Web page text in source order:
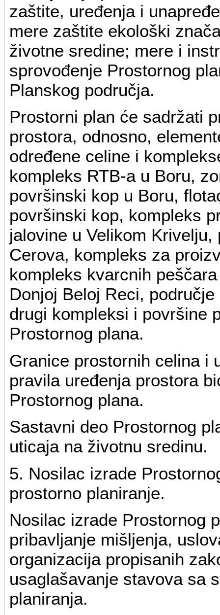
zaštite, uređenja i
mere zaštite ekološki
životne sredine; mere i
sprovođenje Prostornog
Planskog područja.
Prostorni plan će sadržati
prostora, odnosno,
određene celine i
kompleks RTB-a u Boru,
površinski kop u Boru,
površinski kop, kompleks
jalovine u Velikom
Cerova, kompleks za
kompleks kvarcnih
Donjoj Beloj Reci,
drugi kompleksi i površine
Prostornog plana.
Granice prostornih celina i
pravila uređenja prostora
Prostornog plana.
Sastavni deo Prostornog
uticaja na životnu sredinu.
5. Nosilac izrade
prostorno planiranje.
Nosilac izrade Prostornog
pribavljanje mišljenja,
organizacija propisanih
usaglašavanje stavova sa
planiranja.